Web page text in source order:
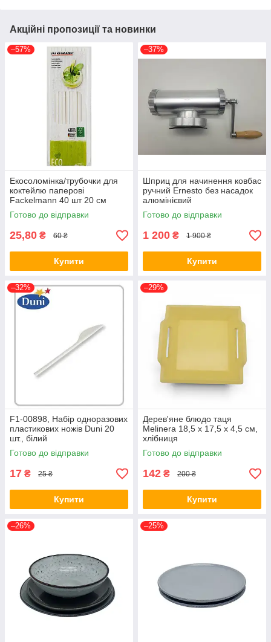
Акційні пропозиції та новинки
–57%
Екосоломінка/трубочки для
коктейлю паперові
Fackelmann 40 шт 20 см
Готово до відправки
25,80 ₴ 60 ₴
Купити
–37%
Шприц для начинення ковбас
ручний Ernesto без насадок
алюмінієвий
Готово до відправки
1 200 ₴ 1 900 ₴
Купити
–32%
F1-00898, Набір одноразових
пластикових ножів Duni 20
шт., білий
Готово до відправки
17 ₴ 25 ₴
Купити
–29%
Дерев'яне блюдо таця
Melinera 18,5 х 17,5 х 4,5 см,
хлібниця
Готово до відправки
142 ₴ 200 ₴
Купити
–26% –25%